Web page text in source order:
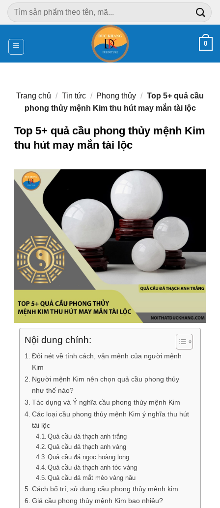
Chuyển
đến
dung
Tìm
kiếm:
0
Trang chủ / Tin tức / Phong thủy / Top 5+ quả cầu
phong thủy mệnh Kim thu hút may mắn tài lộc
Top 5+ quả cầu phong thủy mệnh Kim
thu hút may mắn tài lộc
Nội dung chính:
Đôi nét về tính cách, vận mệnh của người mệnh
Kim
Người mệnh Kim nên chọn quả cầu phong thủy
như thế nào?
Tác dụng và Ý nghĩa cầu phong thủy mệnh Kim
Các loại cầu phong thủy mệnh Kim ý nghĩa thu hút
tài lộc
Quả cầu đá thạch anh trắng
Quả cầu đá thạch anh vàng
Quả cầu đá ngọc hoàng long
Quả cầu đá thạch anh tóc vàng
Quả cầu đá mắt mèo vàng nâu
Cách bố trí, sử dụng cầu phong thủy mệnh kim
Giá cầu phong thủy mệnh Kim bao nhiêu?